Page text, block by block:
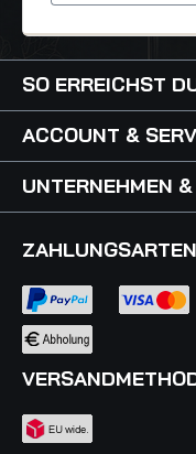
SO ERREICHST
ACCOUNT &
UNTERNEHMEN
ZAHLUNGSARTEN